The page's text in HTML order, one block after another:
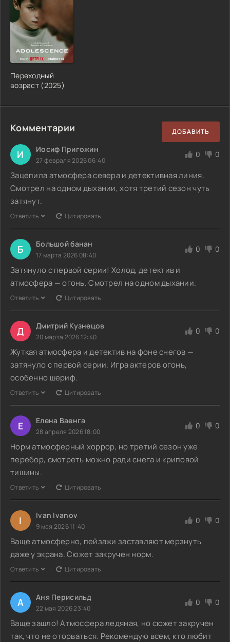
Переходный
возраст (2025)
Комментарии ДОБАВИТЬ
И Иосиф Пригожин
27 февраля 2026 06:40
0 0
Зацепила атмосфера севера и детективная линия.
Смотрел на одном дыхании, хотя третий сезон чуть
затянут.
Ответить Цитировать
Б Большой банан
17 марта 2026 08:40
0 0
Затянуло с первой серии! Холод, детектив и
атмосфера — огонь. Смотрел на одном дыхании.
Ответить Цитировать
Д Дмитрий Кузнецов
20 марта 2026 12:40
0 0
Жуткая атмосфера и детектив на фоне снегов —
затянуло с первой серии. Игра актеров огонь,
особенно шериф.
Ответить Цитировать
Е Елена Ваенга
28 апреля 2026 18:00
0 0
Норм атмосферный хоррор, но третий сезон уже
перебор, смотреть можно ради снега и криповой
тишины.
Ответить Цитировать
I Ivan Ivanov
9 мая 2026 11:40
0 0
Ваще атмосферно, пейзажи заставляют мерзнуть
даже у экрана. Сюжет закручен норм.
Ответить Цитировать
А Аня Перисильд
22 мая 2026 23:40
0 0
Ваще зашло! Атмосфера ледяная, но сюжет закручен
так, что не оторваться. Рекомендую всем, кто любит